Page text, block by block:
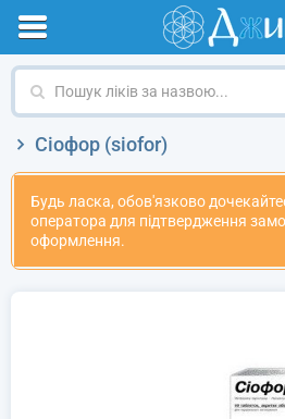
Пошук
назвою
Сіофор (siofor)
Будь ласка, обов'язково
оператора для підтвердження
оформлення.